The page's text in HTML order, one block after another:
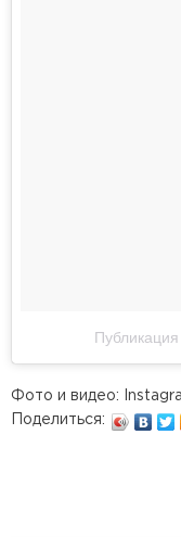
Фото и видео:
Поделиться: